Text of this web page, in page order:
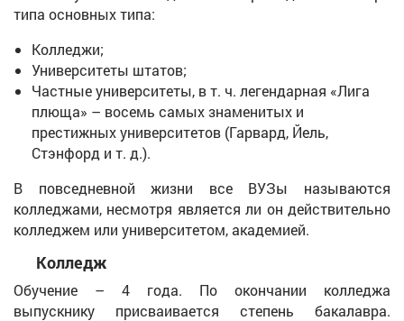
типа основных типа:
Колледжи;
Университеты штатов;
Частные университеты, в т. ч. легендарная «Лига
плюща» – восемь самых знаменитых и
престижных университетов (Гарвард, Йель,
Стэнфорд и т. д.).
В повседневной жизни все ВУЗы называются
колледжами, несмотря является ли он действительно
колледжем или университетом, академией.
Колледж
Обучение – 4 года. По окончании колледжа
выпускнику присваивается степень бакалавра.